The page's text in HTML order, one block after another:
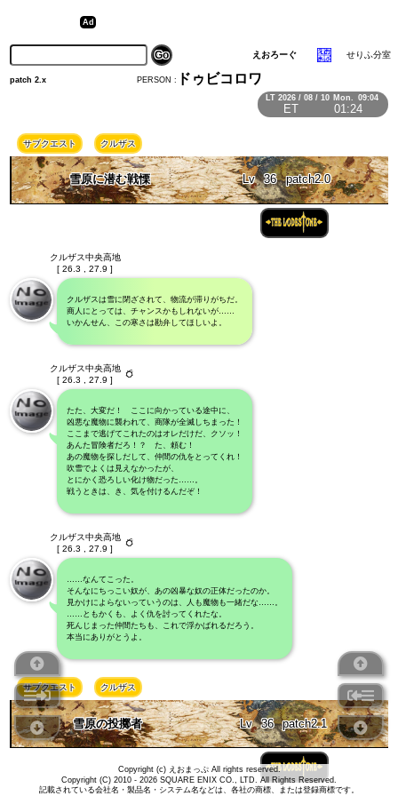
Copyright (c) えおまっぷ All rights reserved.
Copyright (C) 2010 - 2026 SQUARE ENIX CO., LTD. All Rights Reserved.
記載されている会社名・製品名・システム名などは、各社の商標、または登録商標です。
LT 2026 / 08 / 10 Mon. 09:04
ET 01:24
えおろーぐ せりふ分室
PERSON : ドゥビコロワ
patch 2.x
サブクエスト クルザス
雪原に潜む戦慄 Lv 36 patch2.0
クルザス中央高地
[ 26.3 , 27.9 ]
クルザスは雪に閉ざされて、物流が滞りがちだ。
商人にとっては、チャンスかもしれないが……
いかんせん、この寒さは勘弁してほしいよ。
クルザス中央高地
[ 26.3 , 27.9 ]
たた、大変だ！ ここに向かっている途中に、
凶悪な魔物に襲われて、商隊が全滅しちまった！
ここまで逃げてこれたのはオレだけだ、クソッ！
あんた冒険者だろ！？ た、頼む！
あの魔物を探しだして、仲間の仇をとってくれ！
吹雪でよくは見えなかったが、
とにかく恐ろしい化け物だった……。
戦うときは、き、気を付けるんだぞ！
クルザス中央高地
[ 26.3 , 27.9 ]
……なんてこった。
そんなにちっこい奴が、あの凶暴な奴の正体だったのか。
見かけによらないっていうのは、人も魔物も一緒だな……。
……ともかくも、よく仇を討ってくれたな。
死んじまった仲間たちも、これで浮かばれるだろう。
本当にありがとうよ。
サブクエスト クルザス
雪原の投擲者 Lv 36 patch2.1